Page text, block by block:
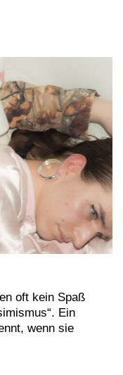
oft kein Spaß
Ein
wenn sie